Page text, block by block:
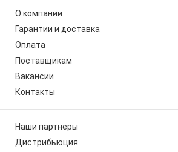
О компании
Гарантии и доставка
Оплата
Поставщикам
Вакансии
Контакты
Наши партнеры
Дистрибьюция